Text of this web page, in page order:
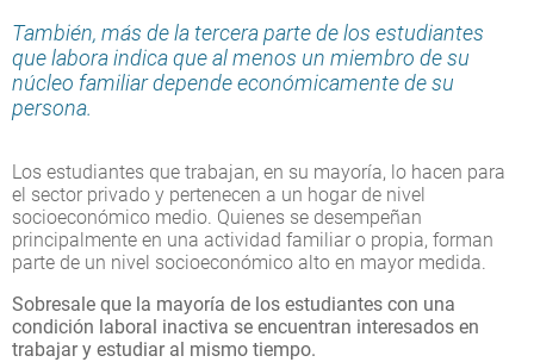
También, más de la tercera parte de los estudiantes
que labora indica que al menos un miembro de su
núcleo familiar depende económicamente de su
persona.
Los estudiantes que trabajan, en su mayoría, lo hacen para
el sector privado y pertenecen a un hogar de nivel
socioeconómico medio. Quienes se desempeñan
principalmente en una actividad familiar o propia, forman
parte de un nivel socioeconómico alto en mayor medida.
Sobresale que la mayoría de los estudiantes con una
condición laboral inactiva se encuentran interesados en
trabajar y estudiar al mismo tiempo.